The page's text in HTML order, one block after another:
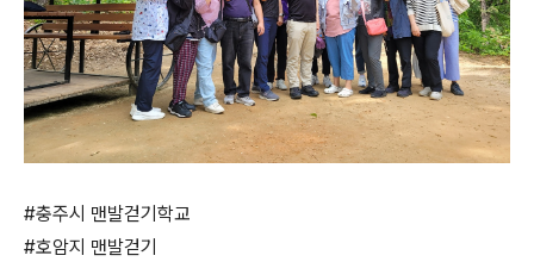
#충주시 맨발걷기학교
#호암지 맨발걷기